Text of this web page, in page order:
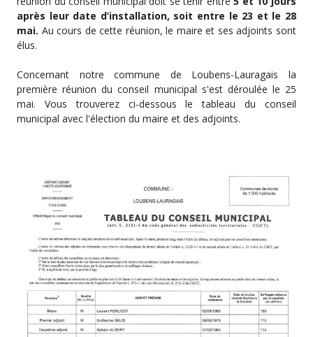
après leur date d’installation, soit entre le 23 et le 28
mai. Au cours de cette réunion, le maire et ses adjoints sont
élus.
Concernant notre commune de Loubens-Lauragais la
première réunion du conseil municipal s'est déroulée le 25
mai. Vous trouverez ci-dessous le tableau du conseil
municipal avec l'élection du maire et des adjoints.